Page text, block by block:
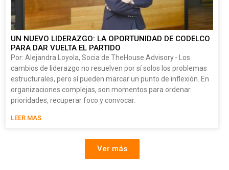
UN NUEVO LIDERAZGO: LA OPORTUNIDAD DE CODELCO
PARA DAR VUELTA EL PARTIDO
Por: Alejandra Loyola, Socia de TheHouse Advisory.- Los
cambios de liderazgo no resuelven por sí solos los problemas
estructurales, pero sí pueden marcar un punto de inflexión. En
organizaciones complejas, son momentos para ordenar
prioridades, recuperar foco y convocar.
LEER MAS
Ver más